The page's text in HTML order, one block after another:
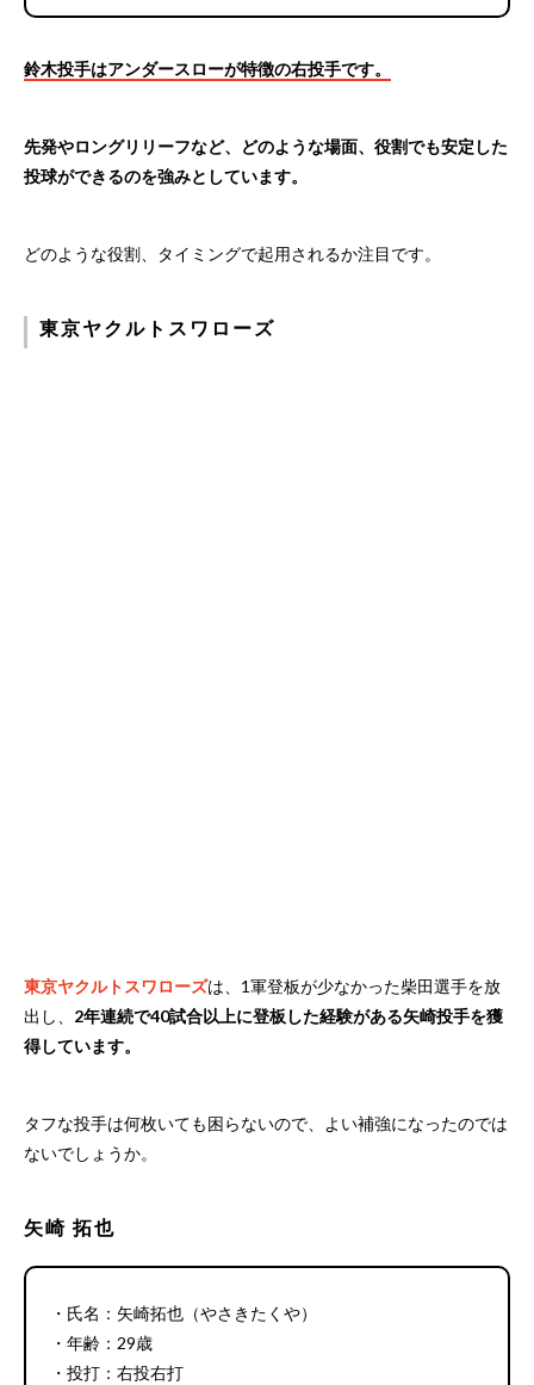
鈴木投手はアンダースローが特徴の右投手です。
先発やロングリリーフなど、どのような場面、役割でも安定した
投球ができるのを強みとしています。
どのような役割、タイミングで起用されるか注目です。
東京ヤクルトスワローズ
東京ヤクルトスワローズは、1軍登板が少なかった柴田選手を放
出し、 2年連続で40試合以上に登板した経験がある矢崎投手を獲
得しています。
タフな投手は何枚いても困らないので、よい補強になったのでは
ないでしょうか。
矢崎 拓也
・氏名：矢崎拓也（やさきたくや）
・年齢：29歳
・投打：右投右打